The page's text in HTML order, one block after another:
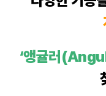
‘앵귤러